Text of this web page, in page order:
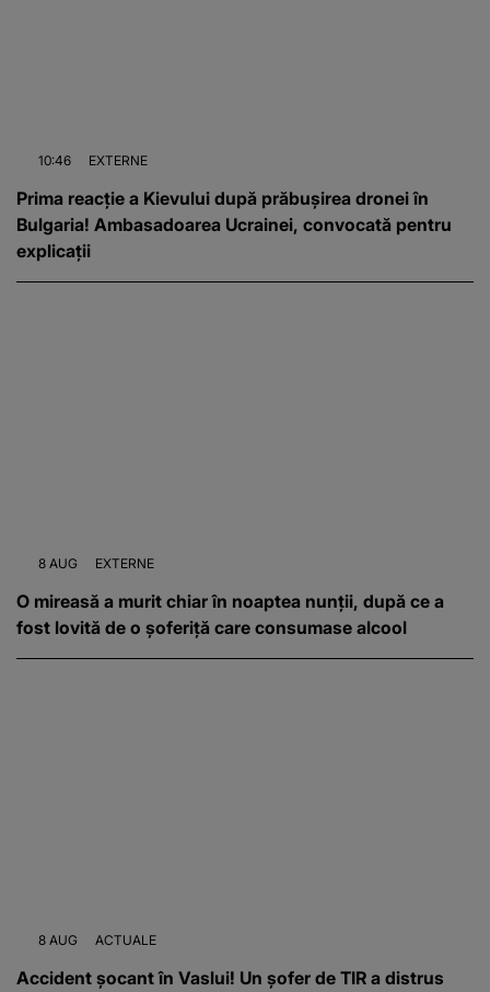
10:46 EXTERNE
Prima reacție a Kievului după prăbușirea dronei în
Bulgaria! Ambasadoarea Ucrainei, convocată pentru
explicații
8 AUG EXTERNE
O mireasă a murit chiar în noaptea nunții, după ce a
fost lovită de o șoferiță care consumase alcool
8 AUG ACTUALE
Accident șocant în Vaslui! Un șofer de TIR a distrus